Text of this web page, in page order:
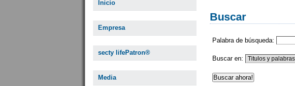
Inicio
Empresa
secty lifePatron®
Media
Buscar
Palabra de búsqueda:
Buscar en: